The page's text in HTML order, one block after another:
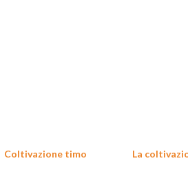
Coltivazione timo La